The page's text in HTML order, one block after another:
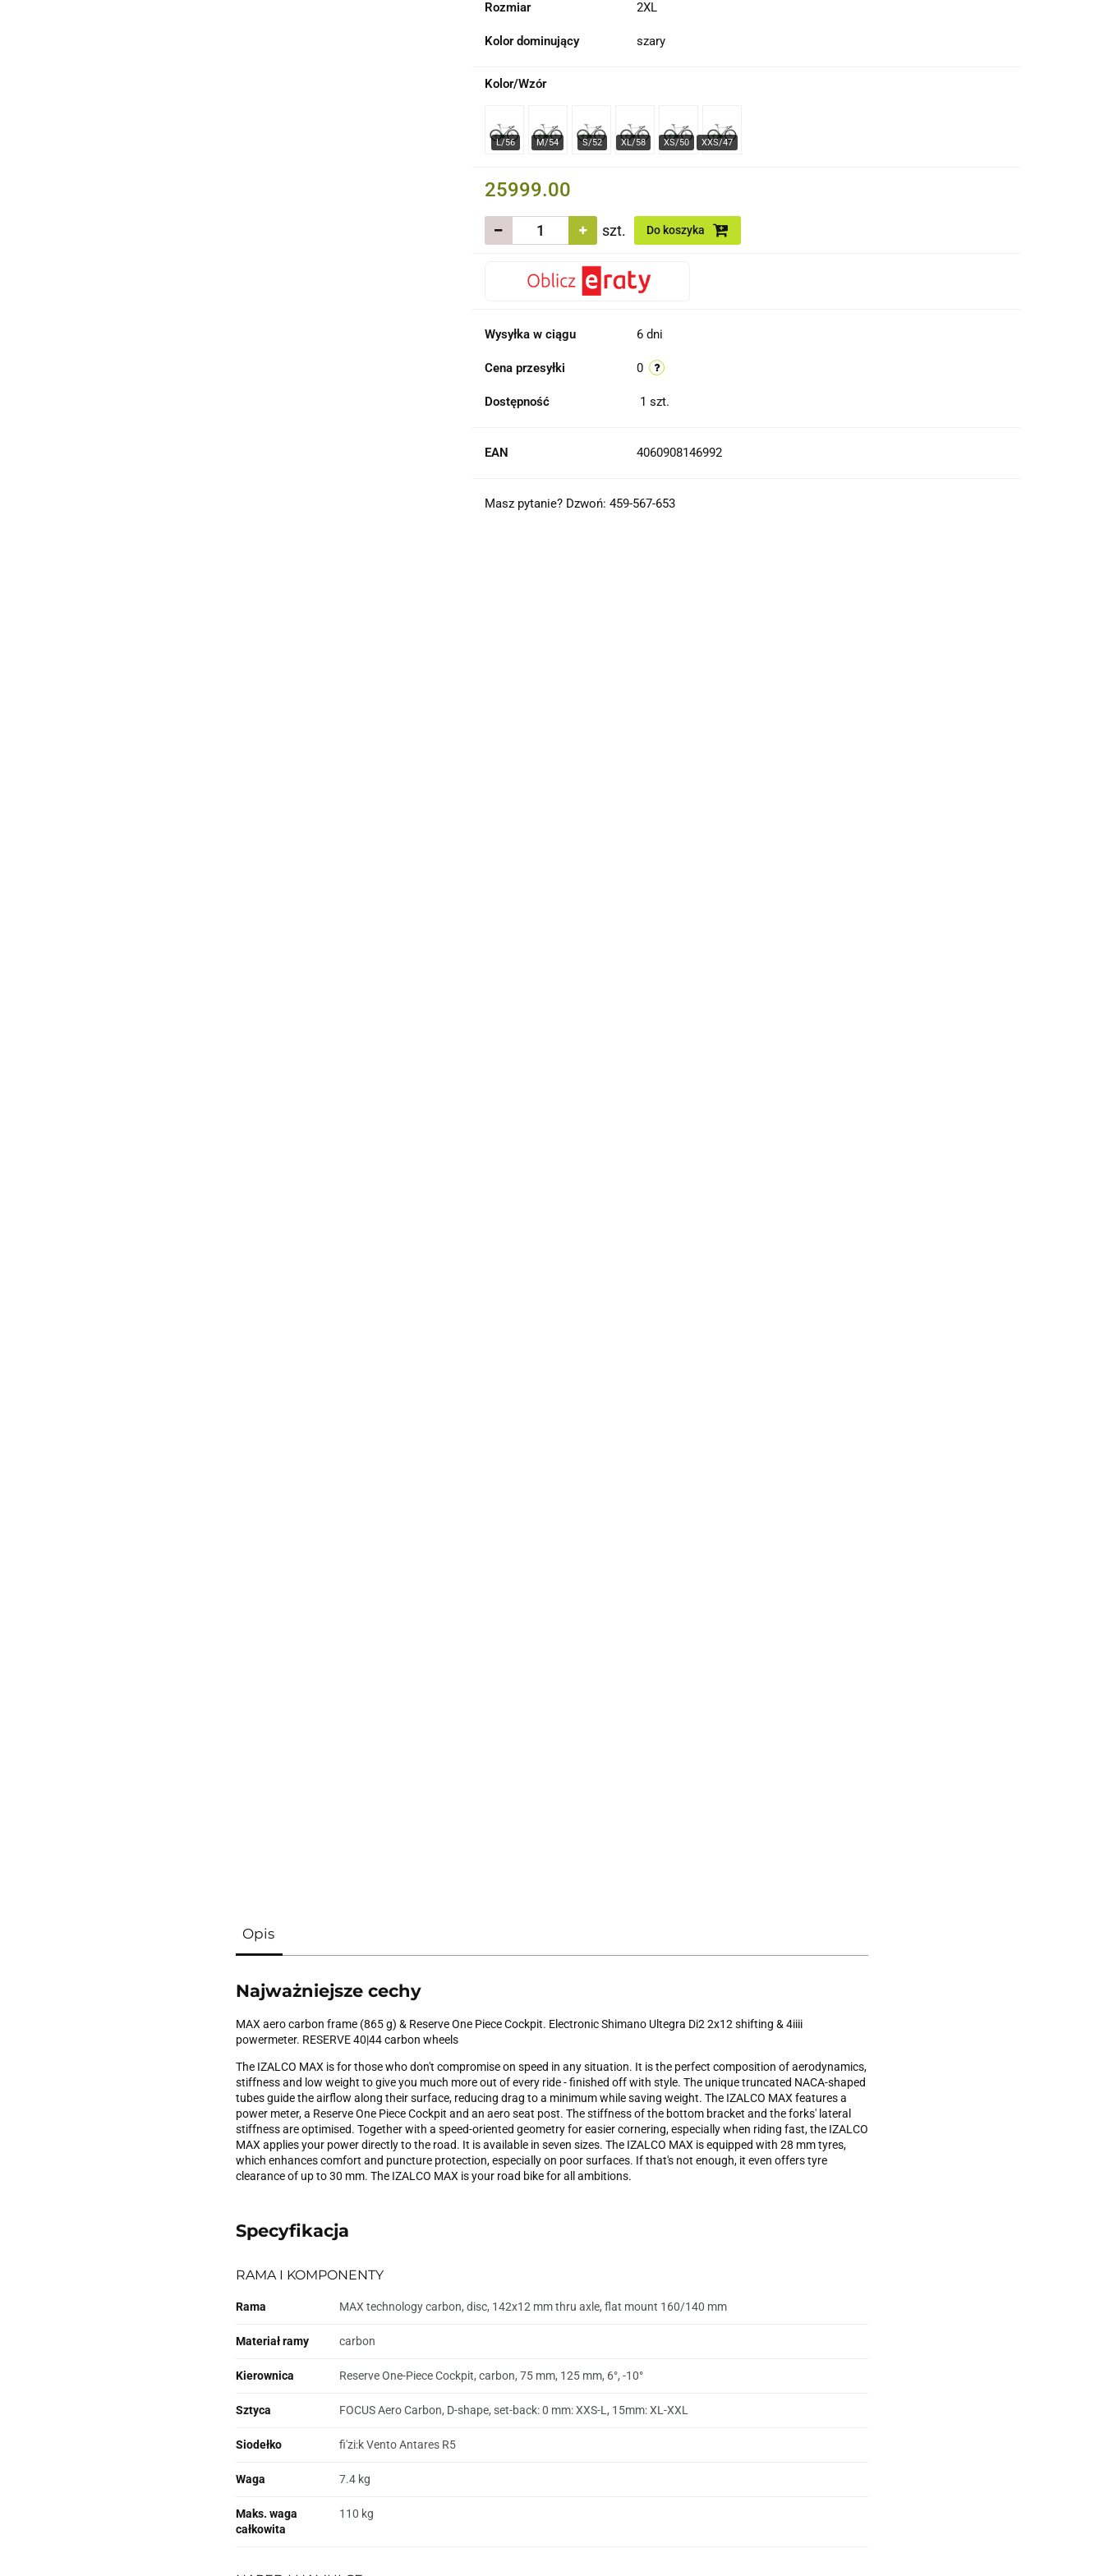
Rozmiar 2XL
Kolor dominujący szary
Kolor/Wzór
25999.00
szt. Do koszyka
Wysyłka w ciągu 6 dni
Cena przesyłki 0
Dostępność 1 szt.
EAN 4060908146992
Masz pytanie? Dzwoń: 459-567-653
Opis
Najważniejsze cechy
MAX aero carbon frame (865 g) & Reserve One Piece Cockpit. Electronic Shimano Ultegra Di2 2x12 shifting & 4iiii
powermeter. RESERVE 40|44 carbon wheels
The IZALCO MAX is for those who don't compromise on speed in any situation. It is the perfect composition of aerodynamics,
stiffness and low weight to give you much more out of every ride - finished off with style. The unique truncated NACA-shaped
tubes guide the airflow along their surface, reducing drag to a minimum while saving weight. The IZALCO MAX features a
power meter, a Reserve One Piece Cockpit and an aero seat post. The stiffness of the bottom bracket and the forks' lateral
stiffness are optimised. Together with a speed-oriented geometry for easier cornering, especially when riding fast, the IZALCO
MAX applies your power directly to the road. It is available in seven sizes. The IZALCO MAX is equipped with 28 mm tyres,
which enhances comfort and puncture protection, especially on poor surfaces. If that's not enough, it even offers tyre
clearance of up to 30 mm. The IZALCO MAX is your road bike for all ambitions.
Specyfikacja
RAMA I KOMPONENTY
Rama MAX technology carbon, disc, 142x12 mm thru axle, flat mount 160/140 mm
Materiał ramy carbon
Kierownica Reserve One-Piece Cockpit, carbon, 75 mm, 125 mm, 6°, -10°
Sztyca FOCUS Aero Carbon, D-shape, set-back: 0 mm: XXS-L, 15mm: XL-XXL
Siodełko fi'zi:k Vento Antares R5
Waga 7.4 kg
Maks. waga
całkowita
110 kg